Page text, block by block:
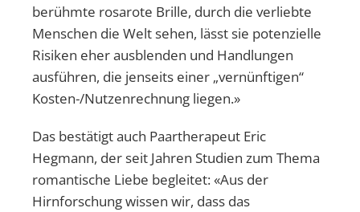
berühmte rosarote Brille, durch die verliebte
Menschen die Welt sehen, lässt sie potenzielle
Risiken eher ausblenden und Handlungen
ausführen, die jenseits einer „vernünftigen“
Kosten-/Nutzenrechnung liegen.»
Das bestätigt auch Paartherapeut Eric
Hegmann, der seit Jahren Studien zum Thema
romantische Liebe begleitet: «Aus der
Hirnforschung wissen wir, dass das